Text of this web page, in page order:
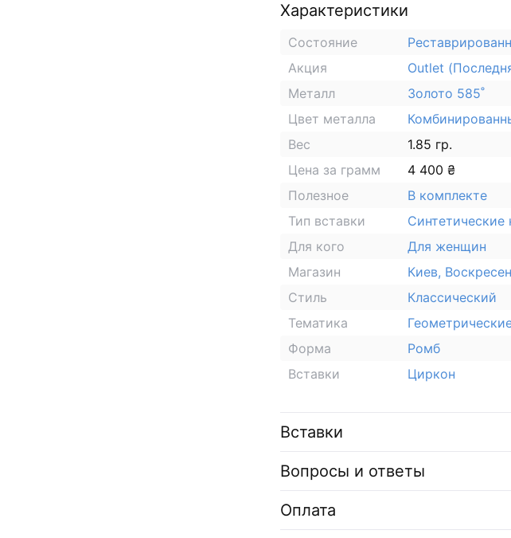
Характеристики
Состояние
Акция
Outlet
Металл
Золото 585˚
Цвет металла
Вес
1.85 гр.
Цена за грамм
4 400 ₴
Полезное
В комплекте
Тип вставки
Синтетические
Для кого
Для женщин
Магазин
Киев,
Стиль
Классический
Тематика
Форма
Ромб
Вставки
Циркон
Вставки
Вопросы и ответы
Оплата